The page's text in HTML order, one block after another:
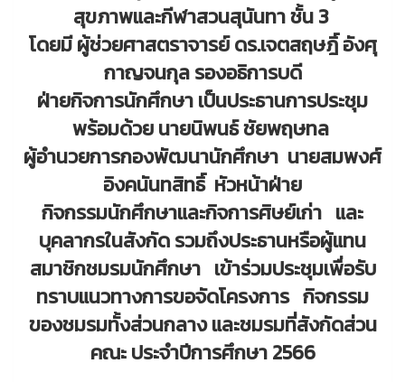
สุขภาพและกีฬาสวนสุนันทา ชั้น 3
โดยมี ผู้ช่วยศาสตราจารย์ ดร.เจตสฤษฎิ์ อังศุ
กาญจนกุล รองอธิการบดี
ฝ่ายกิจการนักศึกษา เป็นประธานการประชุม
พร้อมด้วย นายนิพนธ์ ชัยพฤษทล
ผู้อำนวยการกองพัฒนานักศึกษา นายสมพงศ์
อิงคนันทสิทธิ์ หัวหน้าฝ่าย
กิจกรรมนักศึกษาและกิจการศิษย์เก่า และ
บุคลากรในสังกัด รวมถึงประธานหรือผู้แทน
สมาชิกชมรมนักศึกษา เข้าร่วมประชุมเพื่อรับ
ทราบแนวทางการขอจัดโครงการ กิจกรรม
ของชมรมทั้งส่วนกลาง และชมรมที่สังกัดส่วน
คณะ ประจำปีการศึกษา 2566